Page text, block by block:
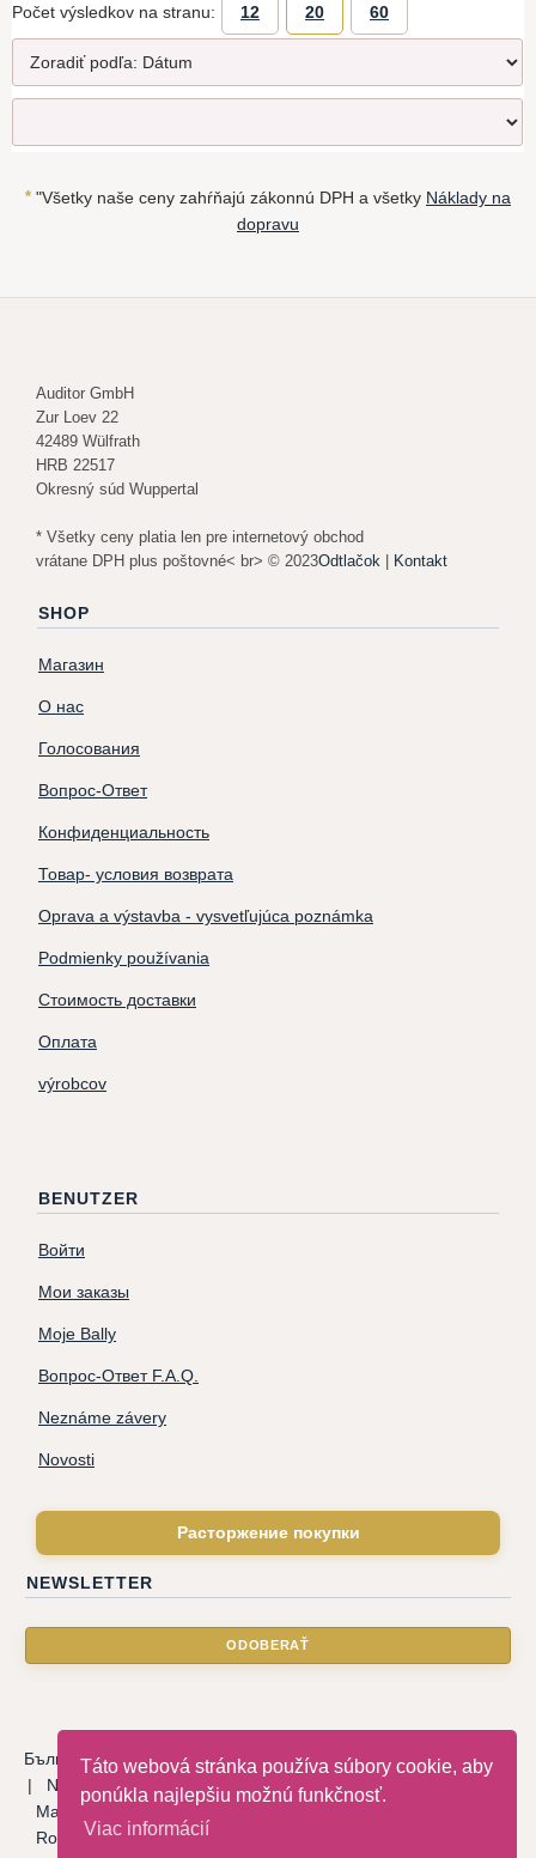
Táto webová stránka používa súbory cookie, aby
ponúkla najlepšiu možnú funkčnosť.
Viac informácií
Počet výsledkov na stranu: 12 20 60
* "Všetky naše ceny zahŕňajú zákonnú DPH a všetky Náklady na
dopravu
Auditor GmbH
Zur Loev 22
42489 Wülfrath
HRB 22517
Okresný súd Wuppertal
* Všetky ceny platia len pre internetový obchod
vrátane DPH plus poštovné< br> © 2023Odtlačok | Kontakt
SHOP
Магазин
О нас
Голосования
Вопрос-Ответ
Конфиденциальность
Товар- условия возврата
Oprava a výstavba - vysvetľujúca poznámka
Podmienky používania
Стоимость доставки
Оплата
výrobcov
BENUTZER
Войти
Мои заказы
Moje Bally
Вопрос-Ответ F.A.Q.
Neznáme závery
Novosti
Расторжение покупки
NEWSLETTER
Български|Català|Deutsche |Hrvatski|Čeština| Dansk
| Nederlandse English Eesti keel | Français
Magyar
| Latviski
Română| Русский|